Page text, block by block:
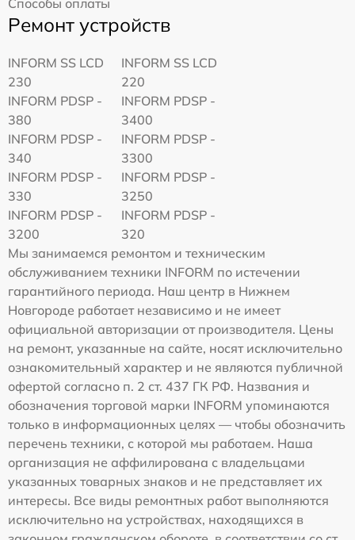
Ремонт устройств
INFORM SS LCD
230
INFORM SS LCD
220
INFORM PDSP -
380
INFORM PDSP -
3400
INFORM PDSP -
340
INFORM PDSP -
3300
INFORM PDSP -
330
INFORM PDSP -
3250
INFORM PDSP -
3200
INFORM PDSP -
320
Мы занимаемся ремонтом и техническим
обслуживанием техники INFORM по истечении
гарантийного периода. Наш центр в Нижнем
Новгороде работает независимо и не имеет
официальной авторизации от производителя. Цены
на ремонт, указанные на сайте, носят исключительно
ознакомительный характер и не являются публичной
офертой согласно п. 2 ст. 437 ГК РФ. Названия и
обозначения торговой марки INFORM упоминаются
только в информационных целях — чтобы обозначить
перечень техники, с которой мы работаем. Наша
организация не аффилирована с владельцами
указанных товарных знаков и не представляет их
интересы. Все виды ремонтных работ выполняются
исключительно на устройствах, находящихся в